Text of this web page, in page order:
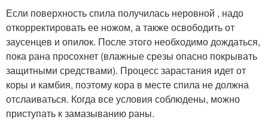
Если поверхность спила получилась неровной , надо
откорректировать ее ножом, а также освободить от
заусенцев и опилок. После этого необходимо дождаться,
пока рана просохнет (влажные срезы опасно покрывать
защитными средствами). Процесс зарастания идет от
коры и камбия, поэтому кора в месте спила не должна
отслаиваться. Когда все условия соблюдены, можно
приступать к замазыванию раны.